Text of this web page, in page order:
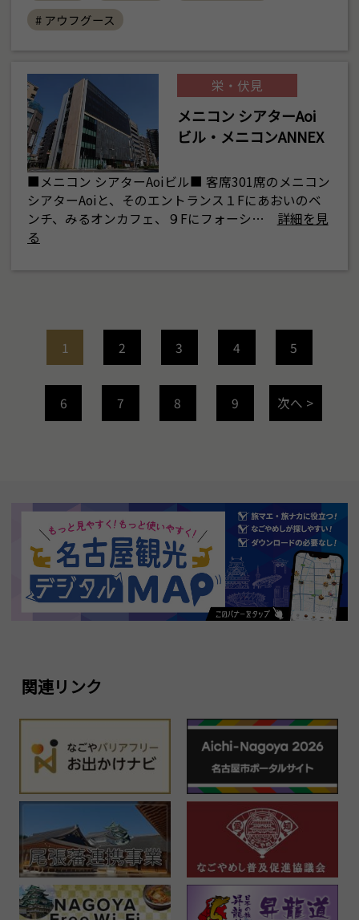
# アウフグース
栄・伏見
メニコン シアターAoi
ビル・メニコンANNEX
■メニコン シアターAoiビル■ 客席301席のメニコン
シアターAoiと、そのエントランス１Fにあおいのベ
ンチ、みるオンカフェ、９Fにフォーシ…
詳細を見
る
1 2 3 4 5
6 7 8 9 次へ >
関連リンク